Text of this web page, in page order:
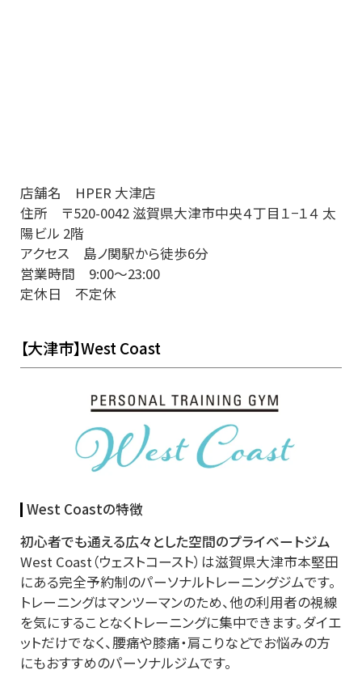
店舗名 HPER 大津店
住所 〒520-0042 滋賀県大津市中央４丁目１−１４ 太
陽ビル 2階
アクセス 島ノ関駅から徒歩6分
営業時間 9:00〜23:00
定休日 不定休
【大津市】West Coast
West Coastの特徴
初心者でも通える広々とした空間のプライベートジム
West Coast（ウェストコースト）は滋賀県大津市本堅田
にある完全予約制のパーソナルトレーニングジムです。
トレーニングはマンツーマンのため、他の利用者の視線
を気にすることなくトレーニングに集中できます。ダイエ
ットだけでなく、腰痛や膝痛・肩こりなどでお悩みの方
にもおすすめのパーソナルジムです。